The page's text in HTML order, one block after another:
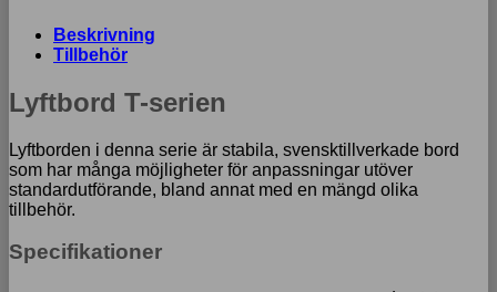
Beskrivning
Tillbehör
Lyftbord T-serien
Lyftborden i denna serie är stabila, svensktillverkade bord
som har många möjligheter för anpassningar utöver
standardutförande, bland annat med en mängd olika
tillbehör.
Specifikationer